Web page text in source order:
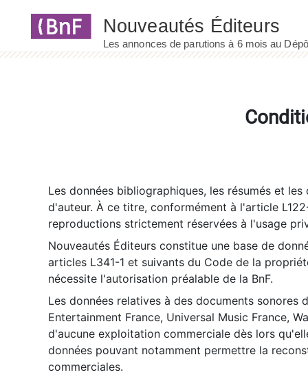
Les données bibliographiques, les résumés et
d'auteur. À ce titre, conformément à l'article
reproductions strictement réservées à l'usage
Nouveautés Éditeurs constitue une base de
articles L341-1 et suivants du Code de la
nécessite l'autorisation préalable de la BnF.
Les données relatives à des documents sonores
Entertainment France, Universal Music France,
d'aucune exploitation commerciale dès lors
données pouvant notamment permettre la
commerciales.